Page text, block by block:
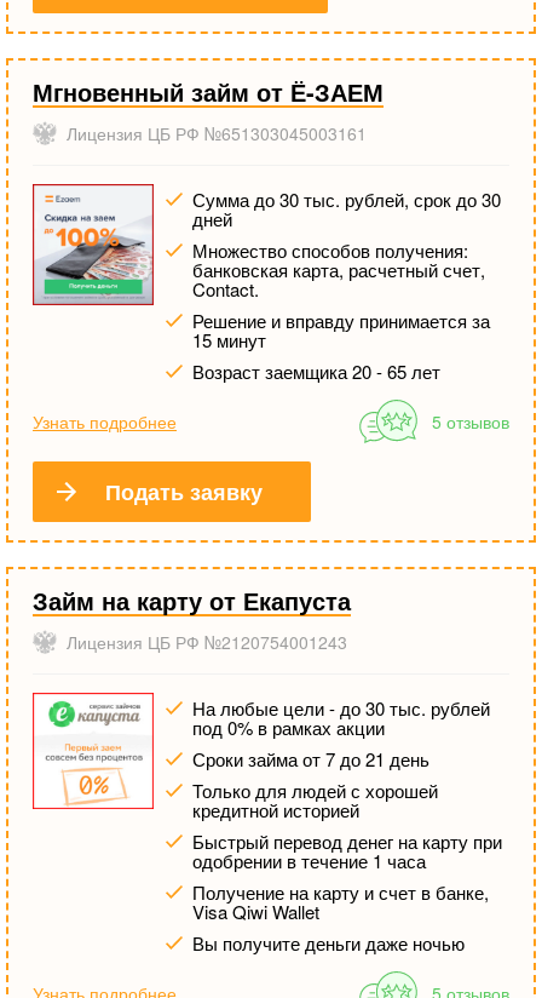
Мгновенный займ от Ё-ЗАЕМ
Лицензия ЦБ РФ №651303045003161
Сумма до 30 тыс. рублей, срок до 30
дней
Множество способов получения:
банковская карта, расчетный счет,
Contact.
Решение и вправду принимается за
15 минут
Возраст заемщика 20 - 65 лет
Узнать подробнее 5 отзывов
Подать заявку
Займ на карту от Екапуста
Лицензия ЦБ РФ №2120754001243
На любые цели - до 30 тыс. рублей
под 0% в рамках акции
Сроки займа от 7 до 21 день
Только для людей с хорошей
кредитной историей
Быстрый перевод денег на карту при
одобрении в течение 1 часа
Получение на карту и счет в банке,
Visa Qiwi Wallet
Вы получите деньги даже ночью
Узнать подробнее 5 отзывов